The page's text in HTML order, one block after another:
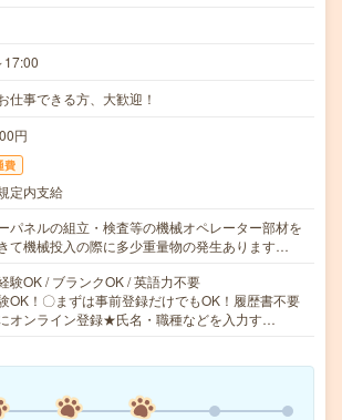
17:00
仕事できる方、大歓迎！
円
費
定内支給
パネルの組立・検査等の機械オペレーター部材を
て機械投入の際に多少重量物の発生あります…
験OK / ブランクOK / 英語力不要
OK！〇まずは事前登録だけでもOK！履歴書不要
オンライン登録★氏名・職種などを入力す…